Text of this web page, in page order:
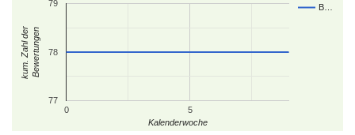
B…
0 5
77
78
79
Kalenderwoche
kum. Zahl derBewertungen